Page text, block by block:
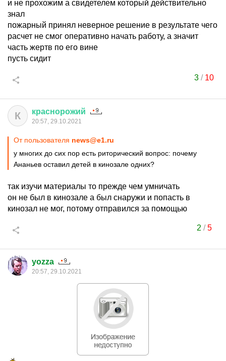
и не прохожим а свидетелем который действительно
знал
пожарный принял неверное решение в результате чего
расчет не смог оперативно начать работу, а значит
часть жертв по его вине
пусть сидит
3 / 10
К краснорожий
20:57, 29.10.2021
От пользователя news@e1.ru
у многих до сих пор есть риторический вопрос: почему
Ананьев оставил детей в кинозале одних?
так изучи материалы то прежде чем умничать
он не был в кинозале а был снаружи и попасть в
кинозал не мог, потому отправился за помощью
2 /5
yozza
20:57, 29.10.2021